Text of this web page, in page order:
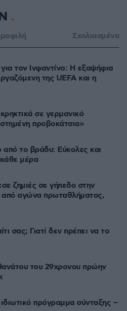
Σχολιασμένα
τον Ινφαντίνο: Η εξαψήφια
της UEFA και η
σε γερμανικό
προβοκάτσια»
από το βράδυ: Εύκολες και
κάθε μέρα
ζημιές σε γήπεδο στην
αγώνα πρωταθλήματος,
σας; Γιατί δεν πρέπει να το
του 29χρονου πρώην
πρόγραμμα σύνταξης –